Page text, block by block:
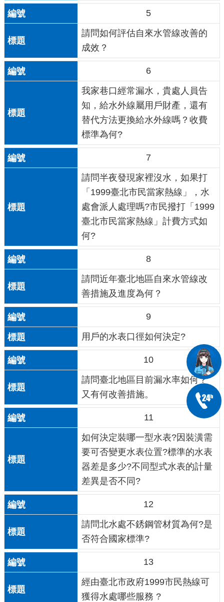
5
請問如何評估自來水管線改善的
成效？
6
我家巷口經常漏水，貴處人員告
知，給水外線屬用戶財產，還有
替代方法更換給水外線嗎？收費
標準為何?
7
請問半夜發現家裡沒水，如果打
「1999臺北市民當家熱線」，水
處會派人處理嗎?市民撥打「1999
臺北市民當家熱線」計費方式如
何?
8
請問近年臺北地區自來水管線改
善措施及進度為何？
9
用戶的水表口徑如何決定?
10
請問臺北地區目前漏水率如何？
又有何改善措施。
11
如何決定裝哪一型水表?因裝潢需
要可否變更水表位置?標準的水表
器差是多少?不同型式水表的計量
差異是否不同?
12
請問北水處不銹鋼管材質為何?是
否符合國家標準?
13
經由臺北市政府1999市民熱線可
獲得水處哪些服務 ?